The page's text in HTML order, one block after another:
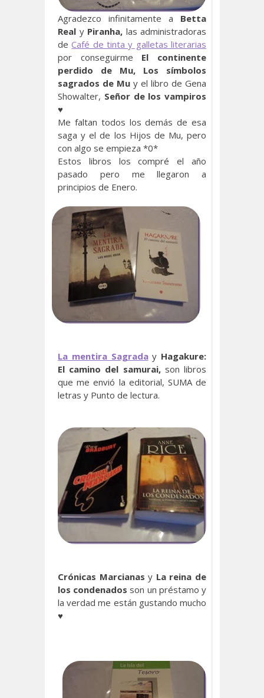
Agradezco infinitamente a Betta
Real y Piranha, las administradoras
deCafé de tinta y galletas literarias
por conseguirme El continente
perdido de Mu, Los símbolos
sagrados de Mu y el libro de Gena
Showalter, Señor de los vampiros
♥
Me faltan todos los demás de esa
saga y el de los Hijos de Mu, pero
con algo se empieza *0*
Estos libros los compré el año
pasado pero me llegaron a
principios de Enero.
La mentira Sagrada y Hagakure:
El camino del samurai, son libros
que me envió la editorial, SUMA de
letras y Punto de lectura.
Crónicas Marcianasy La reina de
los condenados son un préstamo y
la verdad me están gustando mucho
♥